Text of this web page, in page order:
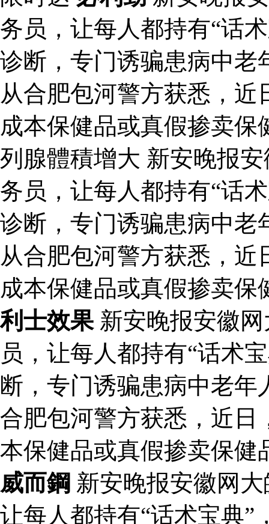
务员，让每人都持有“话
诊断，专门诱骗患病中
从合肥包河警方获悉，
成本保健品或真假掺卖
列腺體積增大 新安晚报
务员，让每人都持有“话
诊断，专门诱骗患病中
从合肥包河警方获悉，
成本保健品或真假掺卖
利士效果新安晚报安徽网
员，让每人都持有“话术
断，专门诱骗患病中老
合肥包河警方获悉，近日
本保健品或真假掺卖保
威而鋼 新安晚报安徽网
让每人都持有“话术宝典”